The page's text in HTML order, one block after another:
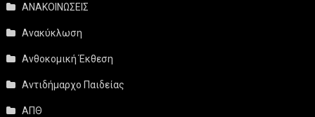
ΑΝΑΚΟΙΝΩΣΕΙΣ
Ανακύκλωση
Ανθοκομική Έκθεση
Αντιδήμαρχο Παιδείας
ΑΠΘ